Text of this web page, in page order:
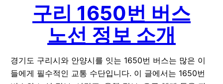
구리 1650번 버스
노선 정보 소개
경기도 구리시와 안양시를 잇는 1650번 버스는 많은 이
들에게 필수적인 교통 수단입니다. 이 글에서는 1650번